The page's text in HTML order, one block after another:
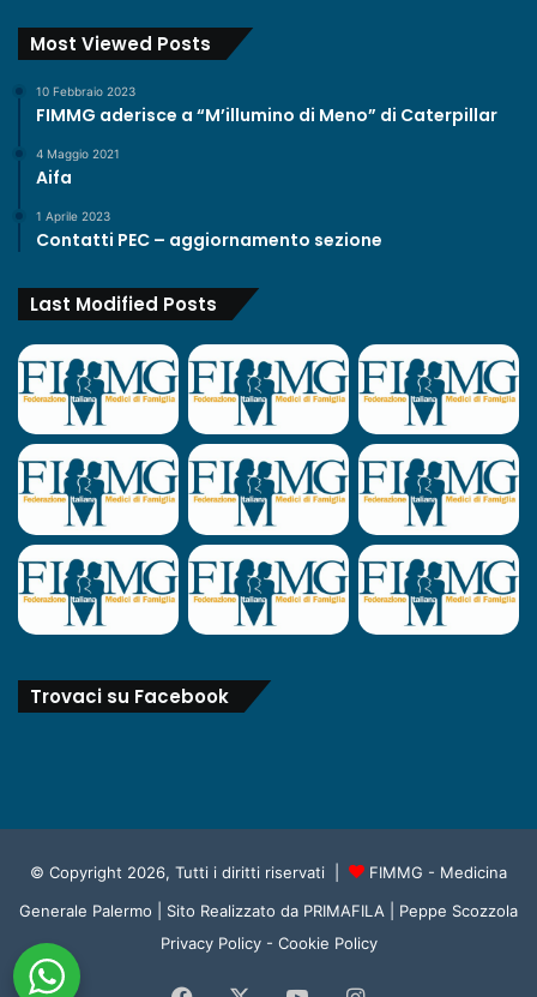
Most Viewed Posts
10 Febbraio 2023
FIMMG aderisce a “M’illumino di Meno” di Caterpillar
4 Maggio 2021
Aifa
1 Aprile 2023
Contatti PEC – aggiornamento sezione
Last Modified Posts
Trovaci su Facebook
© Copyright 2026, Tutti i diritti riservati |
FIMMG - Medicina
Generale Palermo | Sito Realizzato da PRIMAFILA | Peppe Scozzola
Privacy Policy- Cookie Policy